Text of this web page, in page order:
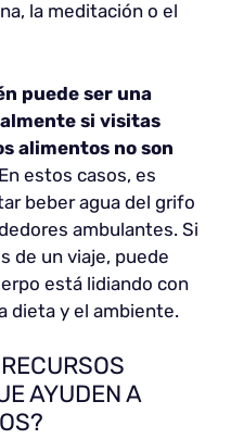
la meditación o el
puede ser una
si visitas
alimentos no son
estos casos, es
beber agua del grifo
ambulantes. Si
de un viaje, puede
está lidiando con
dieta y el ambiente.
AYUDEN A